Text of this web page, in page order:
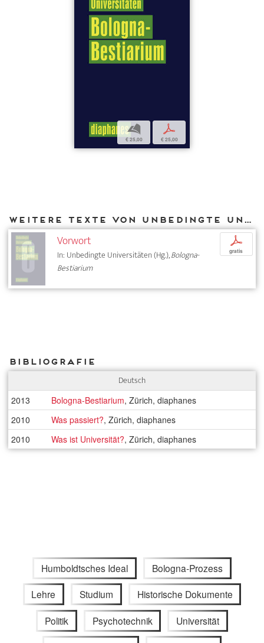
b
€ 25,00
p
€ 25,00
Weitere Texte von Unbedingte Universitäten bei DIAPHANES
Vorwort
In: Unbedingte Universitäten (Hg.),Bologna-
Bestiarium
p
gratis
Bibliografie
Deutsch
2013 Bologna-Bestiarium, Zürich, diaphanes
2010
Was passiert?, Zürich, diaphanes
2010
Was ist Universität?, Zürich, diaphanes
Humboldtsches Ideal Bologna-Prozess
Lehre Studium Historische Dokumente
Politik Psychotechnik Universität